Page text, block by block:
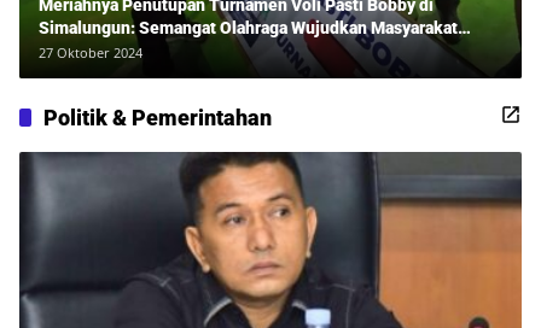
Meriahnya Penutupan Turnamen Voli Pasti Bobby di
Simalungun: Semangat Olahraga Wujudkan Masyarakat
Sehat Bersama Erwan Rozadi dan Ribuan Penonton!
27 Oktober 2024
Politik & Pemerintahan